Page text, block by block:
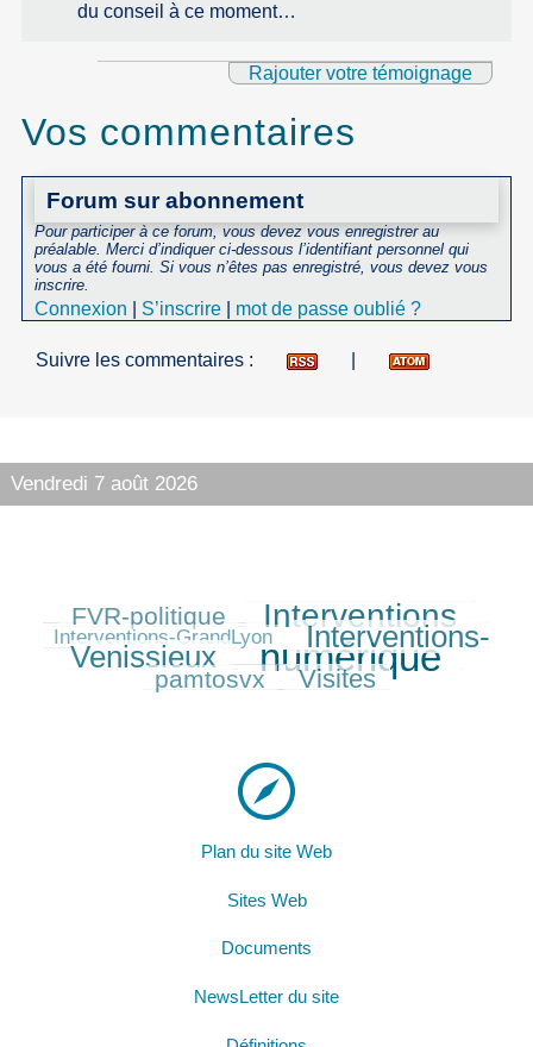
du conseil à ce moment…
Rajouter votre témoignage
Vos commentaires
Forum sur abonnement
Pour participer à ce forum, vous devez vous enregistrer au
préalable. Merci d’indiquer ci-dessous l’identifiant personnel qui
vous a été fourni. Si vous n’êtes pas enregistré, vous devez vous
inscrire.
Connexion S’inscrire mot de passe oublié ?
Suivre les commentaires :
Vendredi 7 août 2026
233/584FVR-politique
457/584 Interventions
82/584
Interventions-GrandLyon
387/584 Interventions-
Venissieux
584/584 numérique
210/584
pamtosvx Visites
Plan du site Web
Sites Web
Documents
NewsLetter du site